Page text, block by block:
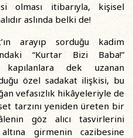
olması itibarıyla, kişisel
aslında belki de!
arayıp sorduğu kadim
“Kurtar Bizi Baba!”
kapılanlara dek uzanan
özel sadakat ilişkisi, bu
vefasızlık hikâyeleriyle de
tarzını yeniden üreten bir
göz alıcı tasvirlerini
girmenin cazibesine